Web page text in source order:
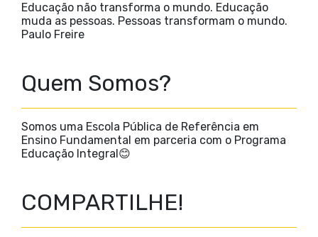
Educação não transforma o mundo. Educação
muda as pessoas. Pessoas transformam o mundo.
Paulo Freire
Quem Somos?
Somos uma Escola Pública de Referência em
Ensino Fundamental em parceria com o Programa
Educação Integral😊
COMPARTILHE!